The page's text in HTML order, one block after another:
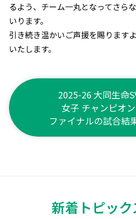
るよう、チーム一丸となってさら
いります。
引き続き温かいご声援を賜ります
いたします。
2025-26 大同生命
女子 チャンピオ
ファイナルの試合結
新着トピッ